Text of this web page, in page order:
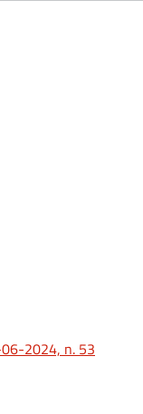
2024, n. 53